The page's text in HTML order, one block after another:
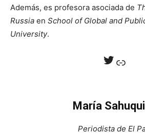
Además, es profesora asociada de
Russia en School of Global and
University.
Twitter
Enlace
María
Periodista de El